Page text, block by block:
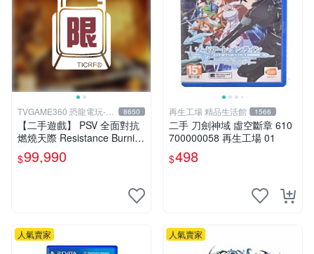
TVGAME360 恐龍電玩-台
中店
8650
【二手遊戲】 PSV 全面對抗
燃燒天際 Resistance Burnin
g Skies 中文版 【台中恐龍電
玩】
$99,990
再生工場 精品生活館 1566
二手 刀劍神域 虛空斷章 610
700000058 再生工場 01
$498
人氣賣家 人氣賣家